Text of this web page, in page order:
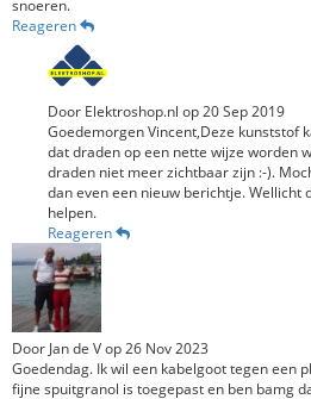
snoeren.
Reageren
Door Elektroshop.nl op20 Sep 2019
Goedemorgen Vincent,Deze kunststof
dat draden op een nette wijze worden
draden niet meer zichtbaar zijn :-).
dan even een nieuw berichtje. Wellicht
helpen.
Reageren
Door Jan de Vop26 Nov 2023
Goedendag. Ik wil een kabelgoot tegen een
fijne spuitgranol is toegepast en ben bamg